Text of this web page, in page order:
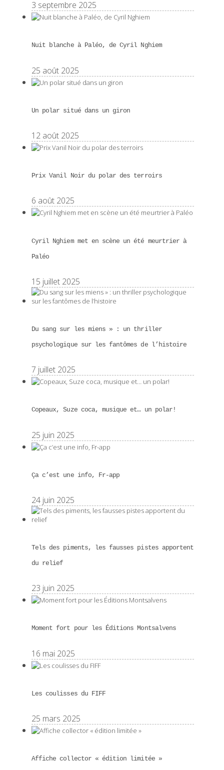
3 septembre 2025
Nuit blanche à Paléo, de Cyril Nghiem
25 août 2025
Un polar situé dans un giron
12 août 2025
Prix Vanil Noir du polar des terroirs
6 août 2025
Cyril Nghiem met en scène un été meurtrier à
Paléo
15 juillet 2025
Du sang sur les miens » : un thriller
psychologique sur les fantômes de l’histoire
7 juillet 2025
Copeaux, Suze coca, musique et… un polar!
25 juin 2025
Ça c’est une info, Fr-app
24 juin 2025
Tels des piments, les fausses pistes apportent
du relief
23 juin 2025
Moment fort pour les Éditions Montsalvens
16 mai 2025
Les coulisses du FIFF
25 mars 2025
Affiche collector « édition limitée »